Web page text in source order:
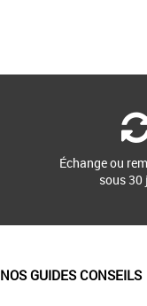
Échange ou
sous 30
NOS GUIDES CONSEILS